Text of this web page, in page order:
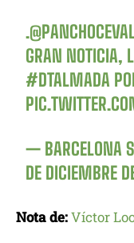
.
GRAN NOTICIA,
#DTALMADA
— BARCELONA
DE DICIEMBRE
Nota de:Víctor